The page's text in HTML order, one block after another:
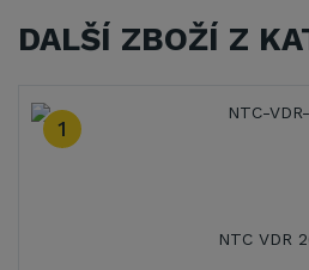
DALŠÍ ZBOŽÍ Z
1
NTC VDR